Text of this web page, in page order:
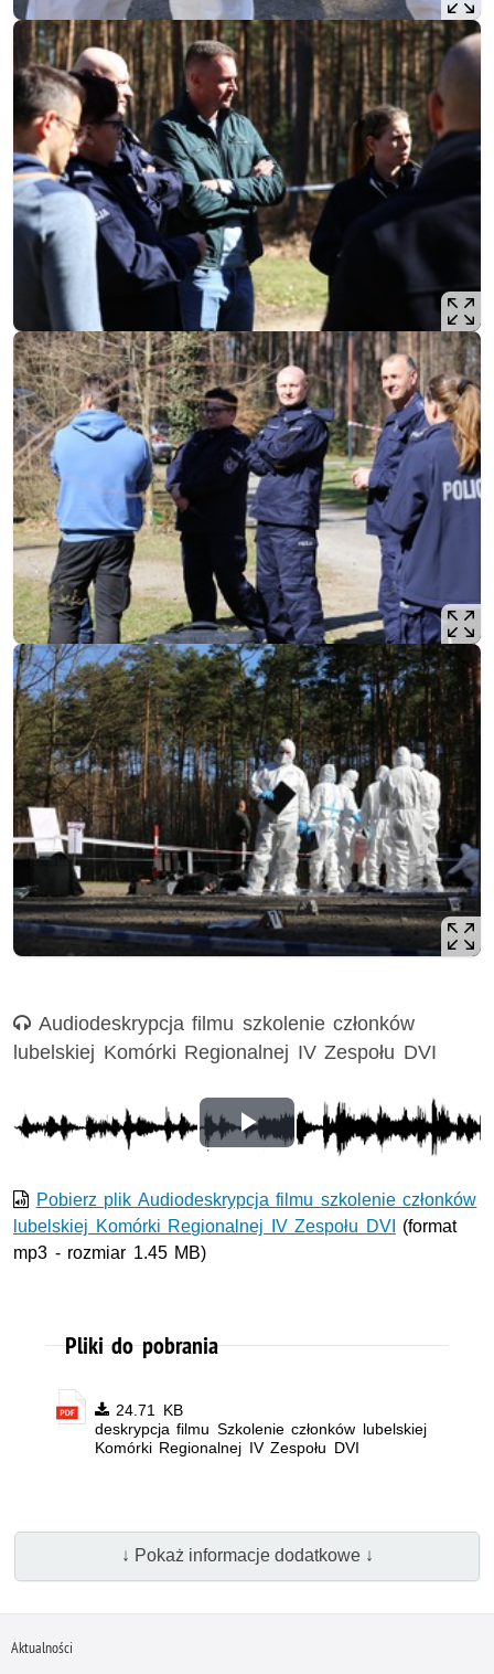
Nagranie audio
Audiodeskrypcja filmu szkolenie członków
lubelskiej Komórki Regionalnej IV Zespołu DVI
Odtwórz
wideo
Pobierz plik Audiodeskrypcja filmu szkolenie członków
lubelskiej Komórki Regionalnej IV Zespołu DVI
(format
mp3 - rozmiar 1.45 MB)
Pliki do pobrania
24.71 KB
deskrypcja filmu Szkolenie członków lubelskiej
Komórki Regionalnej IV Zespołu DVI
↓ Pokaż informacje dodatkowe ↓
Aktualności